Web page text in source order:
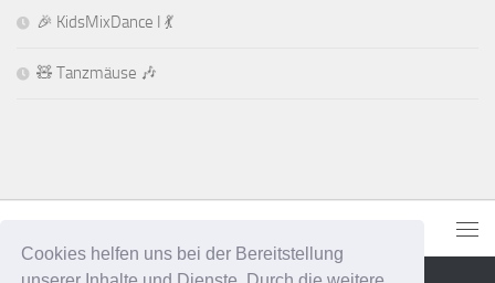
Cookies helfen uns bei der Bereitstellung
🎉 KidsMixDance I 💃
🧸 Tanzmäuse 🎶